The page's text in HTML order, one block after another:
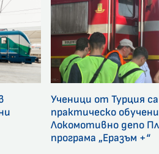
Ученици от Турция
практическо
Локомотивно депо
програма „Еразъм +“